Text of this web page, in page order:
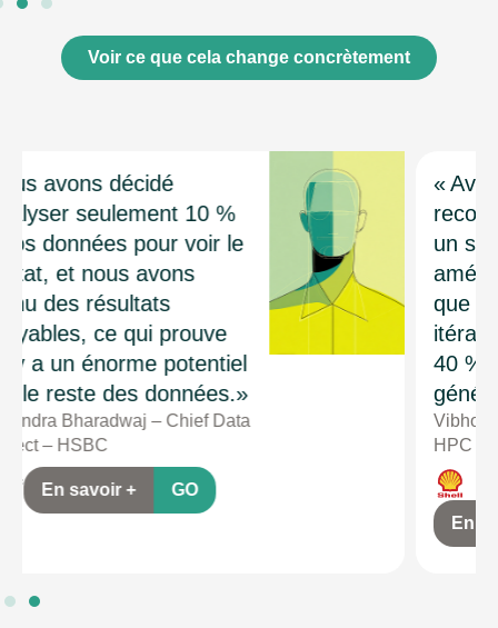
Voir ce que cela change concrètement
« Avec le DGX A100, la
reconstruction d’image en
un seul passage s’est
améliorée de 25 %, tandis
que la reconstruction
itérative s’est améliorée de
40 % par rapport à la
génération précédente. »
Vibhor Aggarwal – Manager of
HPC – Shell